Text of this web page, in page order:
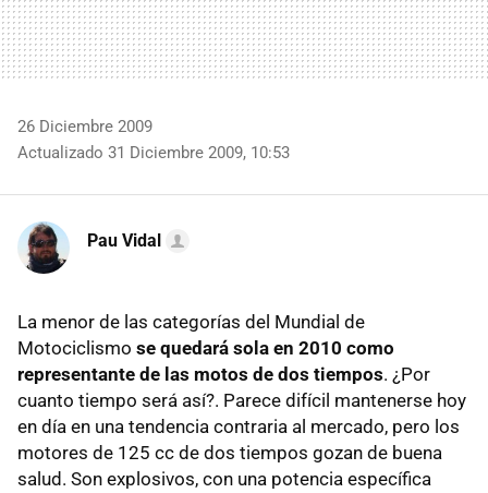
26 Diciembre 2009
Actualizado 31 Diciembre 2009, 10:53
Pau Vidal
La menor de las categorías del Mundial de
Motociclismo se quedará sola en 2010 como
representante de las motos de dos tiempos. ¿Por
cuanto tiempo será así?. Parece difícil mantenerse hoy
en día en una tendencia contraria al mercado, pero los
motores de 125 cc de dos tiempos gozan de buena
salud. Son explosivos, con una potencia específica